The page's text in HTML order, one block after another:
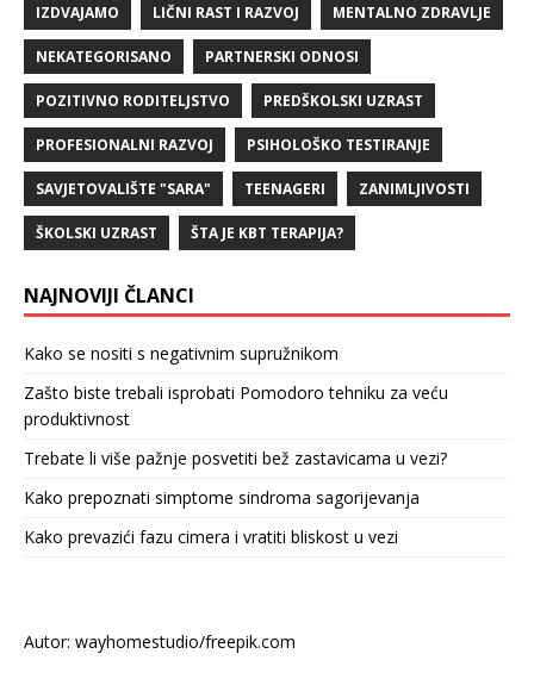
IZDVAJAMO LIČNI RAST I RAZVOJ MENTALNO ZDRAVLJE
NEKATEGORISANO PARTNERSKI ODNOSI
POZITIVNO RODITELJSTVO PREDŠKOLSKI UZRAST
PROFESIONALNI RAZVOJ PSIHOLOŠKO TESTIRANJE
SAVJETOVALIŠTE "SARA" TEENAGERI ZANIMLJIVOSTI
ŠKOLSKI UZRAST ŠTA JE KBT TERAPIJA?
NAJNOVIJI ČLANCI
Kako se nositi s negativnim supružnikom
Zašto biste trebali isprobati Pomodoro tehniku za veću
produktivnost
Trebate li više pažnje posvetiti bež zastavicama u vezi?
Kako prepoznati simptome sindroma sagorijevanja
Kako prevazići fazu cimera i vratiti bliskost u vezi
Autor: wayhomestudio/freepik.com